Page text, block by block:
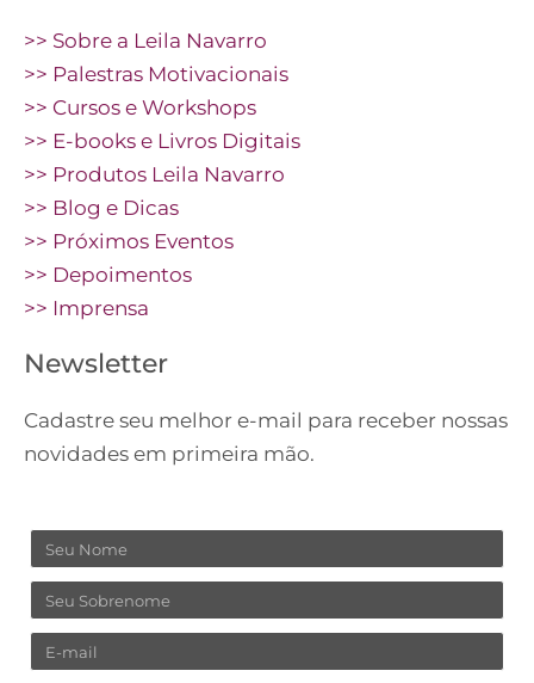
>> Sobre a Leila Navarro
>> Palestras Motivacionais
>> Cursos e Workshops
>> E-books e Livros Digitais
>> Produtos Leila Navarro
>> Blog e Dicas
>> Próximos Eventos
>> Depoimentos
>> Imprensa
Newsletter
Cadastre seu melhor e-mail para receber nossas
novidades em primeira mão.
Nome
Sobrenome
Email